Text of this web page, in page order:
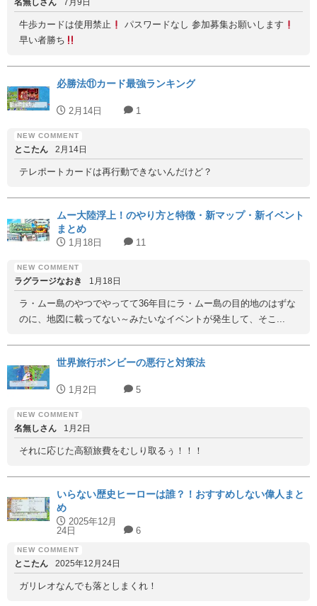
名無しさん 7月9日
牛歩カードは使用禁止
パスワードなし 参加募集お願いします
早い者勝ち
必勝法⑪カード最強ランキング
2月14日 1
とこたん 2月14日
テレポートカードは再行動できないんだけど？
ムー大陸浮上！のやり方と特徴・新マップ・新イベント
まとめ
1月18日 11
ラグラージなおき 1月18日
ラ・ムー島のやつでやってて36年目にラ・ムー島の目的地のはずな
のに、地図に載ってない～みたいなイベントが発生して、そこ...
世界旅行ボンビーの悪行と対策法
1月2日 5
名無しさん 1月2日
それに応じた高額旅費をむしり取るぅ！！！
いらない歴史ヒーローは誰？！おすすめしない偉人まと
め
2025年12月
24日
6
とこたん 2025年12月24日
ガリレオなんでも落としまくれ！